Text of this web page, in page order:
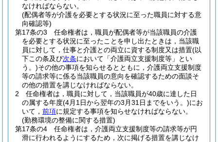
なければならない。
(配偶者等が介護を必要とする状況に至った職員に対する意
向確認等)
第17条の3
任命権者は，職員が配偶者等が当該職員の介護
を必要とする状況に至ったことを申し出たときは，当該職
員に対して，仕事と介護との両立に資する制度又は措置(以
下この条及び次条において「介護両立支援制度等」とい
う。)その他の事項を知らせるとともに，介護両立支援制度
等の請求等に係る当該職員の意向を確認するための面談そ
の他の措置を講じなければならない。
2
任命権者は，職員に対して，当該職員が40歳に達した日
の属する年度(4月1日から翌年の3月31日までをいう。)にお
いて， 前項に規定する事項を知らせなければならない。
(勤務環境の整備に関する措置)
第17条の4
任命権者は，介護両立支援制度等の請求等が円
滑に行われるようにするため，次に掲げる措置を講じなけ